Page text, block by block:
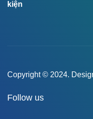
kiện
Copyright © 2024.
Follow us